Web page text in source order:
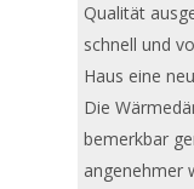
Qualität
schnell und
Haus eine
Die
bemerkbar
angenehmer